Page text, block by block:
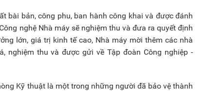
bài bản, công phu, ban hành công khai và được đánh
nghệ Nhà máy sẽ nghiệm thu và đưa ra quyết định
lớn, giá trị kinh tế cao, Nhà máy mời thêm các nhà
nghiệm thu và được gửi về Tập đoàn Công nghiệp -
Kỹ thuật là một trong những người đã bảo vệ thành